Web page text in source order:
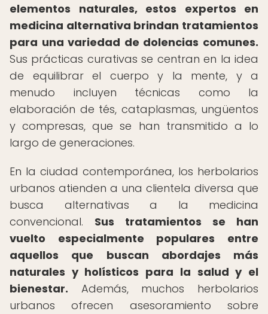
elementos naturales, estos expertos en
medicina alternativa brindan tratamientos
para una variedad de dolencias comunes.
Sus prácticas curativas se centran en la idea
de equilibrar el cuerpo y la mente, y a
menudo incluyen técnicas como la
elaboración de tés, cataplasmas, ungüentos
y compresas, que se han transmitido a lo
largo de generaciones.
En la ciudad contemporánea, los herbolarios
urbanos atienden a una clientela diversa que
busca alternativas a la medicina
convencional. Sus tratamientos se han
vuelto especialmente populares entre
aquellos que buscan abordajes más
naturales y holísticos para la salud y el
bienestar. Además, muchos herbolarios
urbanos ofrecen asesoramiento sobre